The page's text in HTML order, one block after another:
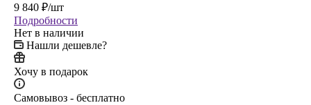
9 840 ₽/шт
Подробности
Нет в наличии
Нашли дешевле?
Хочу в подарок
Самовывоз - бесплатно